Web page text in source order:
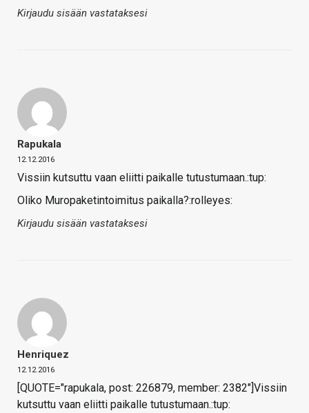
Kirjaudu sisään vastataksesi
Rapukala
12.12.2016
Vissiin kutsuttu vaan eliitti paikalle tutustumaan.:tup:
Oliko Muropaketintoimitus paikalla?:rolleyes:
Kirjaudu sisään vastataksesi
Henriquez
12.12.2016
[QUOTE="rapukala, post: 226879, member: 2382"]Vissiin
kutsuttu vaan eliitti paikalle tutustumaan.:tup: